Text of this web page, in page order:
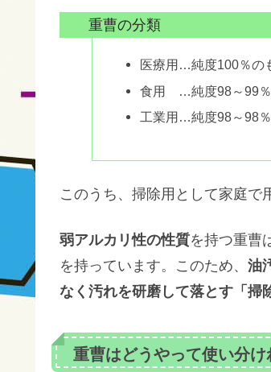
重曹の分類
医療用…純度100％の
食用 …純度98～99％
工業用…純度98～98
このうち、掃除用として家庭で
弱アルカリ性の性質を持つ重曹
を持っています。このため、 油
なく汚れを研磨して落とす「掃
重曹はどうやって使い分け